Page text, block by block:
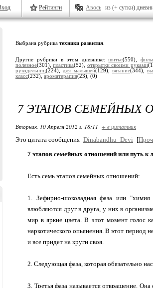
Рейтинги Авось из (+ сутки)
Выбрана рубрика техники развития
Другие рубрики в этом дневнике:шитье(550),
полезное(301),пластика(52), открытки своими руками
рукодельниц(224), для малышей(129),вязание(344),
класс(232), ароматерапия(23), (0)
7 ЭТАПОВ СЕМЕЙНЫХ
Вторник, 10 Апреля 2012 г. 18:11 + в цитатник
Это цитата сообщения Dinabandhu_Devi [
7 этапов семейных отношений или путь к
Есть семь этапов семейных отношений:
1. Зефирно-шоколадная фаза или
влюбляются друг в друга, у них в
мир в яркие цвета. В этот момент голос
наркотического опьянения. В этот период
и все придет на круги своя.
2. Следующая фаза, которая обязательно
3. Третья фаза называется отвращение.